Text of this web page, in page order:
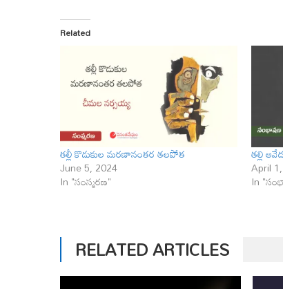
Related
తల్లీ కొడుకుల మరణానంతర తలపోత
June 5, 2024
In "సంస్మరణ"
తల్లి
April
In
RELATED ARTICLES